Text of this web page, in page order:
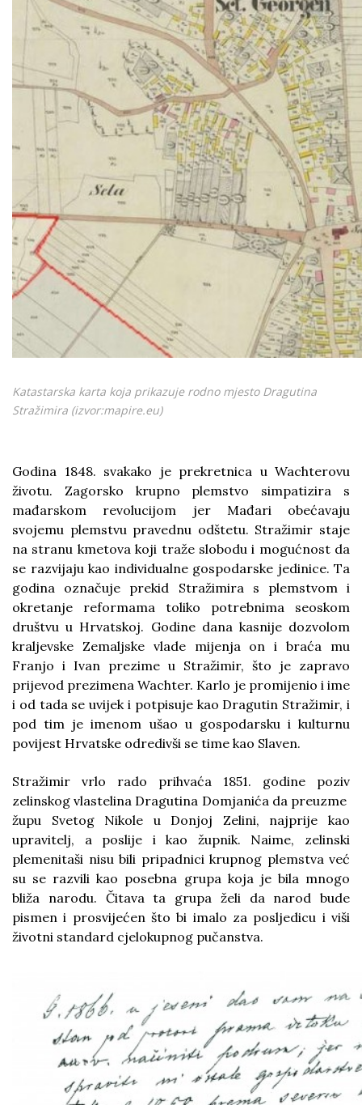
Katastarska karta koja prikazuje rodno mjesto Dragutina
Stražimira (izvor:mapire.eu)
Godina 1848. svakako je prekretnica u Wachterovu
životu. Zagorsko krupno plemstvo simpatizira s
mađarskom revolucijom jer Mađari obećavaju
svojemu plemstvu pravednu odštetu. Stražimir staje
na stranu kmetova koji traže slobodu i mogućnost da
se razvijaju kao individualne gospodarske jedinice. Ta
godina označuje prekid Stražimira s plemstvom i
okretanje reformama toliko potrebnima seoskom
društvu u Hrvatskoj. Godine dana kasnije dozvolom
kraljevske Zemaljske vlade mijenja on i braća mu
Franjo i Ivan prezime u Stražimir, što je zapravo
prijevod prezimena Wachter. Karlo je promijenio i ime
i od tada se uvijek i potpisuje kao Dragutin Stražimir, i
pod tim je imenom ušao u gospodarsku i kulturnu
povijest Hrvatske odredivši se time kao Slaven.
Stražimir vrlo rado prihvaća 1851. godine poziv
zelinskog vlastelina Dragutina Domjanića da preuzme
župu Svetog Nikole u Donjoj Zelini, najprije kao
upravitelj, a poslije i kao župnik. Naime, zelinski
plemenitaši nisu bili pripadnici krupnog plemstva već
su se razvili kao posebna grupa koja je bila mnogo
bliža narodu. Čitava ta grupa želi da narod bude
pismen i prosvijećen što bi imalo za posljedicu i viši
životni standard cjelokupnog pučanstva.